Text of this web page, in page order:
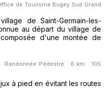
de Tourisme Bugey Sud Grand
de Saint-Germain-les-
au départ du village de
composée d'une montée de
Randonnée Pédestre · 6 km · 105
à pied en évitant les routes